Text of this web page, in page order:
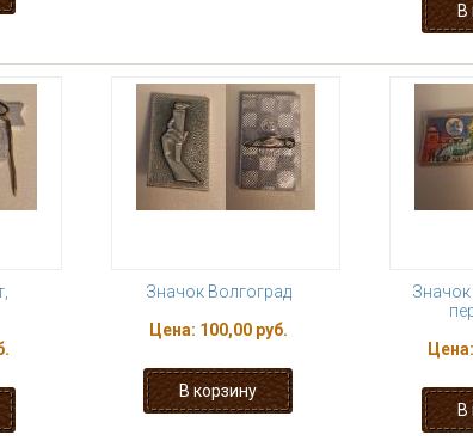
Значок Волгоград
Цена: 100,00 руб.
Значок
Цена: